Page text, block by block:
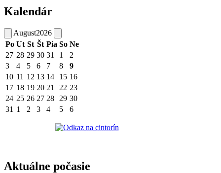
Kalendár
August2026
Po Ut St Št Pia So Ne
27 28 29 30 31 1
2
3
4 5 6 7 8
9
10 11 12 13 14 15 16
17 18 19 20 21 22 23
24 25 26 27 28 29 30
31 1 2 3 4 5 6
Aktuálne počasie